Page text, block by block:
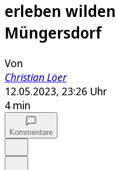
erleben
Müngersdorf
Von
Christian Löer
12.05.2023, 23:26 Uhr
4 min
Kommentare